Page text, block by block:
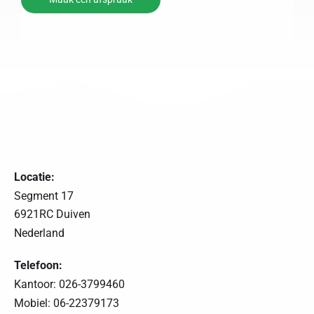
Locatie:
Segment 17
6921RC Duiven
Nederland
Telefoon:
Kantoor: 026-3799460
Mobiel: 06-22379173